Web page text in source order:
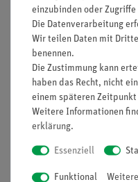
Spiegel zueinander ist
vereinfacht sich der
Wellenlänge von rotem
Verwendung der anderen
Wellenlänge für weitere
Vorteile
Multifunktionale
Farbmischung und
Erweiterung mit
einzubinden oder
Die Datenverarbeitung
Wir teilen Daten mit
benennen.
Die Zustimmung kann
haben das Recht, nicht
einem späteren
Weitere Informationen
erklärung.
Essenziell
Funktional